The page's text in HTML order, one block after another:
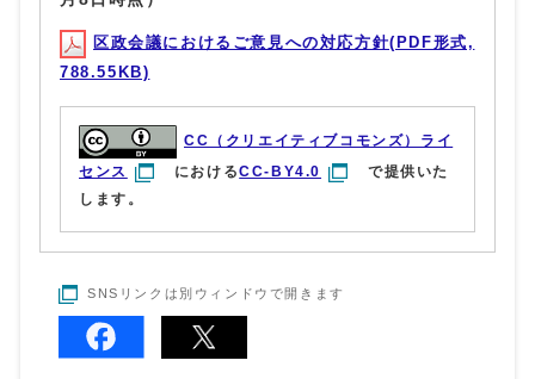
区政会議におけるご意見への対応方針(PDF形式,
788.55KB)
CC（クリエイティブコモンズ）ライ
センス
におけるCC-BY4.0
で提供いた
します。
SNSリンクは別ウィンドウで開きます